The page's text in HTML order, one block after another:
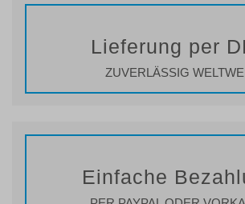
Lieferung per
ZUVERLÄSSIG
Einfache